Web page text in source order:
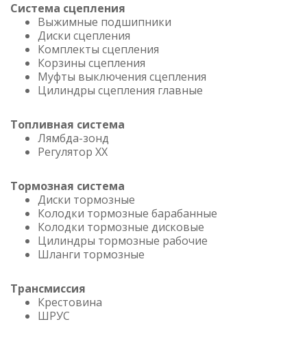
Система сцепления
Выжимные подшипники
Диски сцепления
Комплекты сцепления
Корзины сцепления
Муфты выключения сцепления
Цилиндры сцепления главные
Топливная система
Лямбда-зонд
Регулятор ХХ
Тормозная система
Диски тормозные
Колодки тормозные барабанные
Колодки тормозные дисковые
Цилиндры тормозные рабочие
Шланги тормозные
Трансмиссия
Крестовина
ШРУС